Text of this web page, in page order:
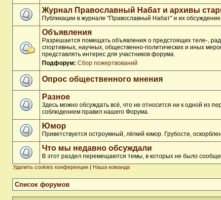
Журнал Православный Набат и архивы
Публикации в журнале "Православный Набат" и их обсуждение
Объявления
Разрешается помещать объявления о предстоящих теле-,
спортивных, научных, общественно-политических и иных
представлять интерес для участников форума.
Подфорум: Сбор пожертвований
Опрос общественного мнения
Разное
Здесь можно обсуждать всё, что не относится ни к одной из
соблюдением правил нашего Форума.
Юмор
Приветствуется остроумный, лёгкий юмор. Грубости,
Что мы недавно обсуждали
В этот раздел перемещаются темы, в которых не было
Удалить cookies конференции | Наша команда
Список форумов